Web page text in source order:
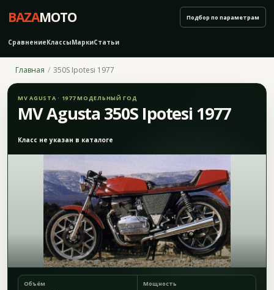
BAZAMOTO
СравнениеКлассыМаркиСтатьи
Подбор по параметрам
Главная 350S Ipotesi 1977
MV AGUSTA · 1977 МОДЕЛЬНЫЙ ГОД
MV Agusta 350S Ipotesi 1977
Класс не указан в каталоге
Объём Мощность